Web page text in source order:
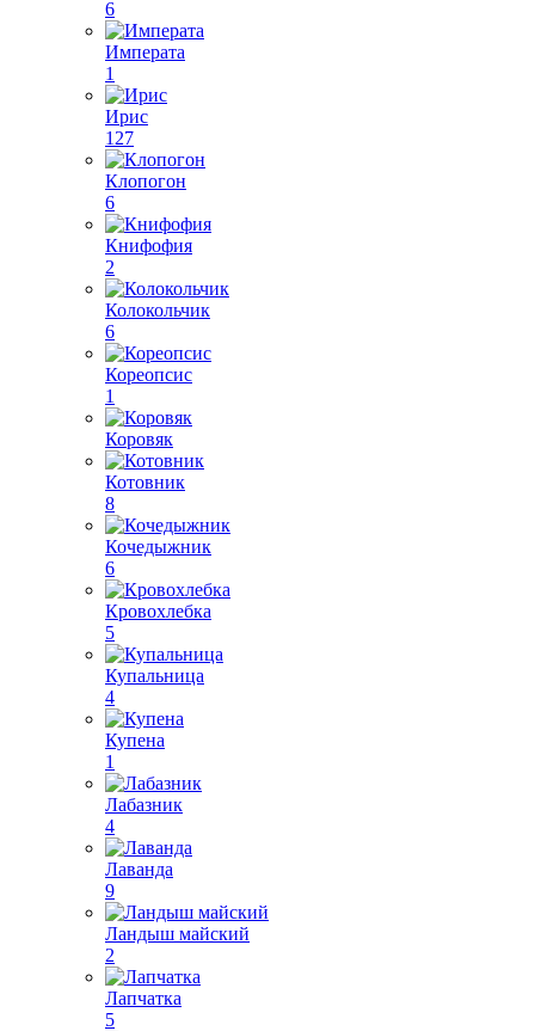
6
Императа
1
Ирис
127
Клопогон
6
Книфофия
2
Колокольчик
6
Кореопсис
1
Коровяк
Котовник
8
Кочедыжник
6
Кровохлебка
5
Купальница
4
Купена
1
Лабазник
4
Лаванда
9
Ландыш майский
2
Лапчатка
5